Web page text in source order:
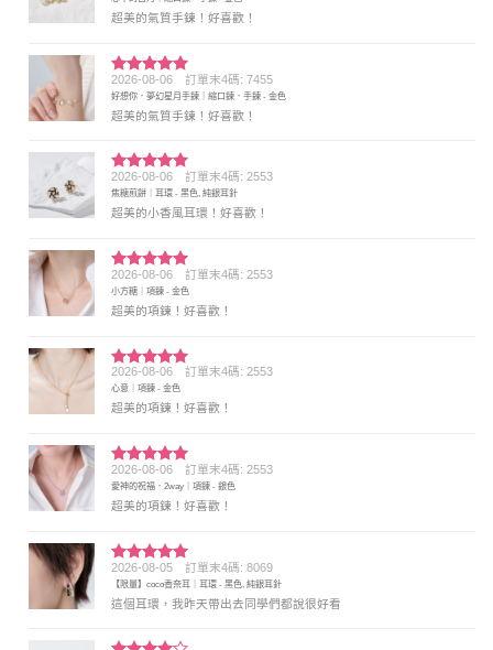
分 5
超美的氣質手鍊！好喜歡！
評分5滿
分 5
2026-08-06 訂單末4碼: 7455
好想你．夢幻星月手鍊｜縮口鍊．手鍊 - 金色
超美的氣質手鍊！好喜歡！
評分5 滿
分 5
2026-08-06 訂單末4碼: 2553
焦糖煎餅｜耳環 - 黑色, 純銀耳針
超美的小香風耳環！好喜歡！
評分5 滿
分 5
2026-08-06 訂單末4碼: 2553
小方糖｜項鍊 - 金色
超美的項鍊！好喜歡！
評分5 滿
分 5
2026-08-06 訂單末4碼: 2553
心意｜項鍊 - 金色
超美的項鍊！好喜歡！
評分5 滿
分 5
2026-08-06 訂單末4碼: 2553
愛神的祝福．2way｜項鍊 - 銀色
超美的項鍊！好喜歡！
評分5滿
分 5
2026-08-05 訂單末4碼: 8069
【限量】coco香奈耳｜耳環 - 黑色, 純銀耳針
這個耳環，我昨天帶出去同學們都說很好看